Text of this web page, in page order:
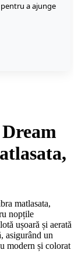
a ajunge
matlasata,
nopțile
ușoară și aerată
asigurând un
modern și colorat